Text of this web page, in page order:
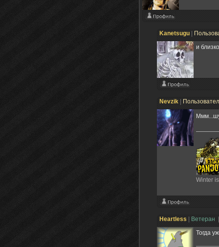
Kanetsugu
и
Nevzik
Winter
Heartless Ветеран
Тогда